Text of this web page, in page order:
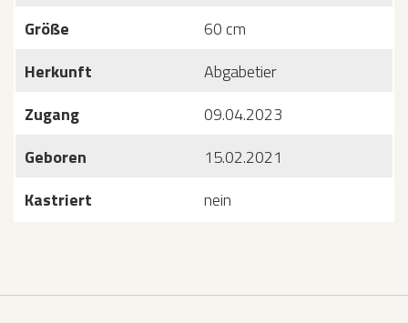
Größe
60 cm
Herkunft
Abgabetier
Zugang
09.04.2023
Geboren
15.02.2021
Kastriert
nein